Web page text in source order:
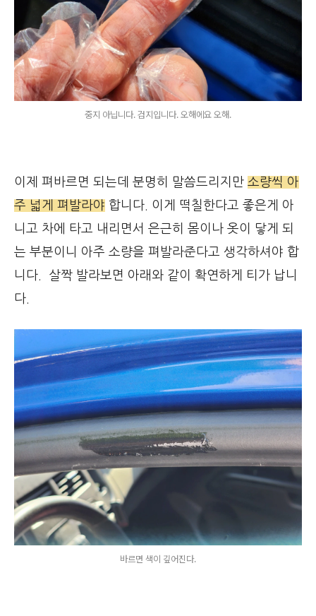
중지 아닙니다. 검지입니다. 오해에요 오해.
이제 펴바르면 되는데 분명히 말씀드리지만 소량씩 아
주 넓게 펴발라야 합니다. 이게 떡칠한다고 좋은게 아
니고 차에 타고 내리면서 은근히 몸이나 옷이 닿게 되
는 부분이니 아주 소량을 펴발라준다고 생각하셔야 합
니다. 살짝 발라보면 아래와 같이 확연하게 티가 납니
다.
바르면 색이 깊어진다.